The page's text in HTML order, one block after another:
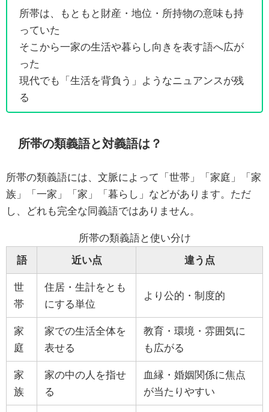
所帯は、もともと財産・地位・所持物の意味も持
っていた
そこから一家の生活や暮らし向きを表す語へ広が
った
現代でも「生活を背負う」ようなニュアンスが残
る
所帯の類義語と対義語は？
所帯の類義語には、文脈によって「世帯」「家庭」「家
族」「一家」「家」「暮らし」などがあります。ただ
し、どれも完全な同義語ではありません。
所帯の類義語と使い分け
語 近い点 違う点
世
帯
住居・生計をとも
にする単位
より公的・制度的
家
庭
家での生活全体を
表せる
教育・環境・雰囲気に
も広がる
家
族
家の中の人を指せ
る
血縁・婚姻関係に焦点
が当たりやすい